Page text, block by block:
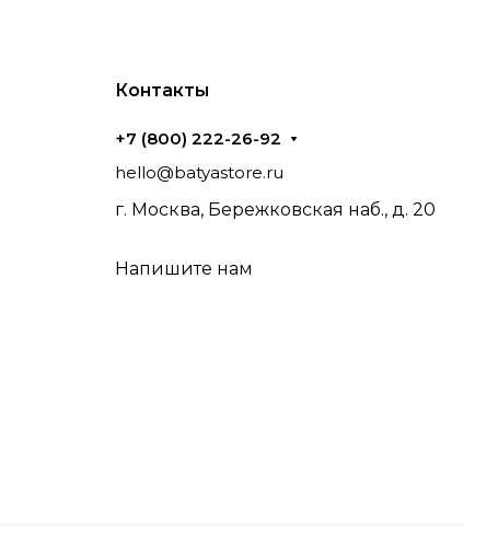
Контакты
+7 (800) 222-26-92
hello@batyastore.ru
г. Москва, Бережковская наб., д. 20
Напишите нам